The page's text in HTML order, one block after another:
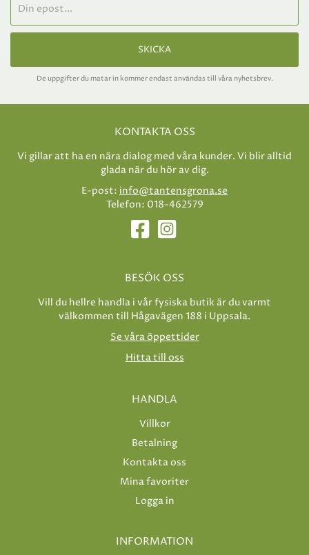
SKICKA
De uppgifter du matar in kommer endast användas till våra nyhetsbrev.
KONTAKTA OSS
Vi gillar att ha en nära dialog med våra kunder. Vi blir alltid
glada när du hör av dig.
E-post: info@tantensgrona.se
Telefon: 018-462579
BESÖK OSS
Vill du hellre handla i vår fysiska butik är du varmt
välkommen till Hågavägen 188 i Uppsala.
Se våra öppettider
Hitta till oss
HANDLA
Villkor
Betalning
Kontakta oss
Mina favoriter
Logga in
INFORMATION